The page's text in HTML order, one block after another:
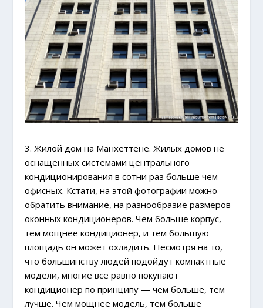
3. Жилой дом на Манхеттене. Жилых домов не
оснащенных системами центрального
кондиционирования в сотни раз больше чем
офисных. Кстати, на этой фотографии можно
обратить внимание, на разнообразие размеров
оконных кондиционеров. Чем больше корпус,
тем мощнее кондиционер, и тем большую
площадь он может охладить. Несмотря на то,
что большинству людей подойдут компактные
модели, многие все равно покупают
кондиционер по принципу — чем больше, тем
лучше. Чем мощнее модель, тем больше